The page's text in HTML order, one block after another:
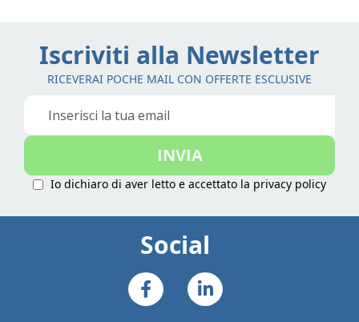
Iscriviti alla Newsletter
RICEVERAI POCHE MAIL CON OFFERTE ESCLUSIVE
Iscriviti
nostra
INVIA
Io dichiaro di aver letto e accettato la privacy policy
Social